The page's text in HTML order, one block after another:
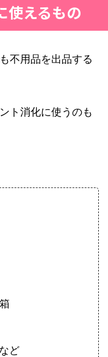
使えるもの
不用品を出品する
ト消化に使うのも
ど